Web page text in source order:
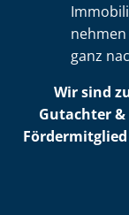
ganz
Wir sind
Gutachter